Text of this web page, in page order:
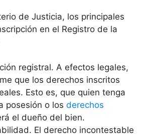
de Justicia, los principales
en el Registro de la
registral. A efectos legales,
que los derechos inscritos
Esto es, que quien tenga
posesión o los derechos
el dueño del bien.
El derecho incontestable